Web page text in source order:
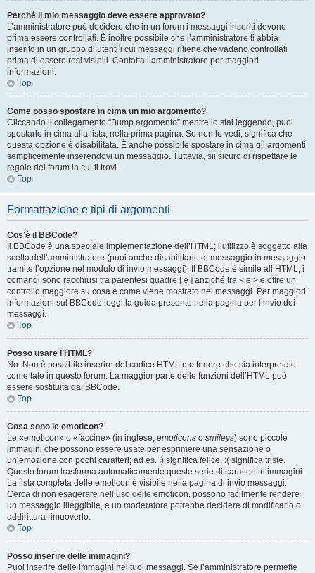
Perché il mio messaggio deve essere approvato?
L’amministratore può decidere che in un forum i messaggi inseriti devono
prima essere controllati. È inoltre possibile che l’amministratore ti abbia
inserito in un gruppo di utenti i cui messaggi ritiene che vadano controllati
prima di essere resi visibili. Contatta l’amministratore per maggiori
informazioni.
Top
Come posso spostare in cima un mio argomento?
Cliccando il collegamento “Bump argomento” mentre lo stai leggendo, puoi
spostarlo in cima alla lista, nella prima pagina. Se non lo vedi, significa che
questa opzione è disabilitata. È anche possibile spostare in cima gli argomenti
semplicemente inserendovi un messaggio. Tuttavia, sii sicuro di rispettare le
regole del forum in cui ti trovi.
Top
Formattazione e tipi di argomenti
Cos’è il BBCode?
Il BBCode è una speciale implementazione dell’HTML; l’utilizzo è soggetto alla
scelta dell’amministratore (puoi anche disabilitarlo di messaggio in messaggio
tramite l’opzione nel modulo di invio messaggi). Il BBCode è simile all’HTML, i
comandi sono racchiusi tra parentesi quadre [ e ] anziché tra < e > e offre un
controllo maggiore su cosa e come viene mostrato nei messaggi. Per maggiori
informazioni sul BBCode leggi la guida presente nella pagina per l’invio dei
messaggi.
Top
Posso usare l’HTML?
No. Non è possibile inserire del codice HTML e ottenere che sia interpretato
come tale in questo forum. La maggior parte delle funzioni dell’HTML può
essere sostituita dal BBCode.
Top
Cosa sono le emoticon?
Le «emoticon» o «faccine» (in inglese, emoticons o smileys) sono piccole
immagini che possono essere usate per esprimere una sensazione o
un’emozione con pochi caratteri; ad es. :) significa felice, :( significa triste.
Questo forum trasforma automaticamente queste serie di caratteri in immagini.
La lista completa delle emoticon è visibile nella pagina di invio messaggi.
Cerca di non esagerare nell’uso delle emoticon, possono facilmente rendere
un messaggio illeggibile, e un moderatore potrebbe decidere di modificarlo o
addirittura rimuoverlo.
Top
Posso inserire delle immagini?
Puoi inserire delle immagini nei tuoi messaggi. Se l’amministratore permette